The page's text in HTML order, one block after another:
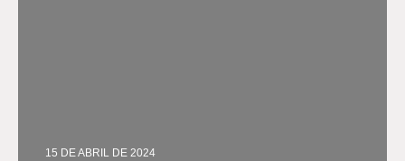
15 DE ABRIL DE 2024